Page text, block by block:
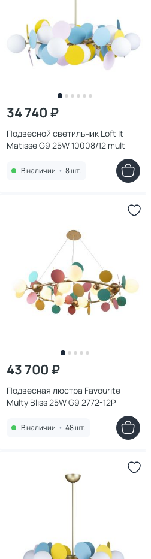
34 740 ₽
Подвесной светильник Loft It
Matisse G9 25W 10008/12 mult
В наличии • 8 шт.
43 700 ₽
Подвесная люстра Favourite
Multy Bliss 25W G9 2772-12P
В наличии • 48 шт.